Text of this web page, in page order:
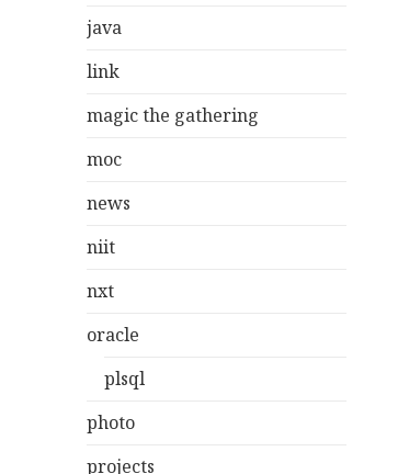
java
link
magic the gathering
moc
news
niit
nxt
oracle
plsql
photo
projects